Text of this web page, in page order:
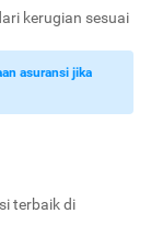
kerugian sesuai
asuransi jika
terbaik di